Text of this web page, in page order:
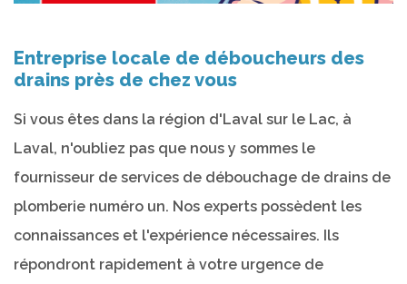
Entreprise locale de déboucheurs des
drains près de chez vous
Si vous êtes dans la région d'Laval sur le Lac, à
Laval, n'oubliez pas que nous y sommes le
fournisseur de services de débouchage de drains de
plomberie numéro un. Nos experts possèdent les
connaissances et l'expérience nécessaires. Ils
répondront rapidement à votre urgence de